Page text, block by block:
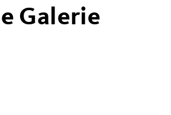
Galerie